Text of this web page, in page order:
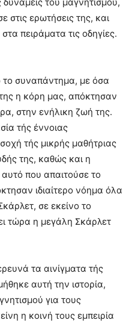
στις ερωτήσεις της, και
πειράματα τις οδηγίες.
το συναπάντημα, με όσα
η κόρη μας, απόκτησαν
στην ενήλικη ζωή της.
τής έννοιας
τής μικρής μαθήτριας
της, καθώς και η
αυτό που απαιτούσε το
ιδιαίτερο νόημα όλα
σε εκείνο το
τώρα η μεγάλη Σκάρλετ
τα αινίγματα τής
αυτή την ιστορία,
για τους
η κοινή τους εμπειρία